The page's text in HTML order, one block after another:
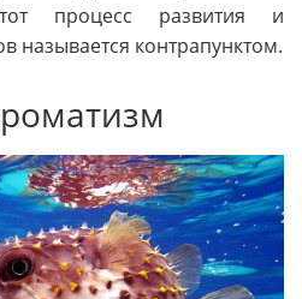
процесс развития и
называется контрапунктом.